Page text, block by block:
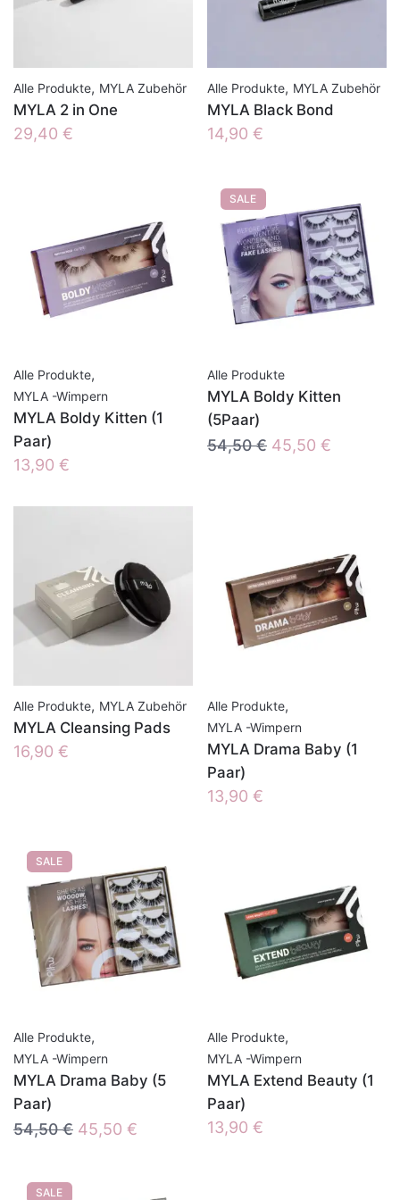
Alle Produkte, MYLA Zubehör
MYLA 2 in One
29,40 €
Alle Produkte, MYLA Zubehör
MYLA Black Bond
14,90 €
Alle Produkte,
MYLA -Wimpern
MYLA Boldy Kitten (1
Paar)
13,90 €
SALE
Alle Produkte
MYLA Boldy Kitten
(5Paar)
54,50€ Ursprünglicher
45,50 €
Alle Produkte, MYLA Zubehör
MYLA Cleansing Pads
16,90 €
Alle Produkte,
MYLA -Wimpern
MYLA Drama Baby (1
Paar)
13,90 €
SALE
Alle Produkte,
MYLA -Wimpern
MYLA Drama Baby (5
Paar)
54,50€ Ursprünglicher
45,50 €
Alle Produkte,
MYLA -Wimpern
MYLA Extend Beauty (1
Paar)
13,90 €
SALE